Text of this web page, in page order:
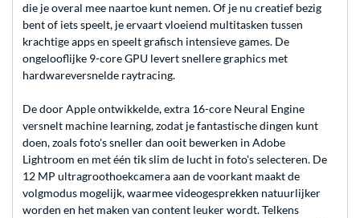
die je overal mee naartoe kunt nemen. Of je nu creatief bezig
bent of iets speelt, je ervaart vloeiend multitasken tussen
krachtige apps en speelt grafisch intensieve games. De
ongelooflijke 9-core GPU levert snellere graphics met
hardwareversnelde raytracing.
De door Apple ontwikkelde, extra 16-core Neural Engine
versnelt machine learning, zodat je fantastische dingen kunt
doen, zoals foto's sneller dan ooit bewerken in Adobe
Lightroom en met één tik slim de lucht in foto's selecteren. De
12 MP ultragroothoekcamera aan de voorkant maakt de
volgmodus mogelijk, waarmee videogesprekken natuurlijker
worden en het maken van content leuker wordt. Telkens